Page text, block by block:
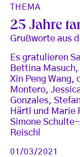
THEMA
25 Jahre
Grußworte aus
Es gratulieren
Bettina
Xin Peng Wang,
Montero,
Gonzales,
Härtl und Marie
Simone
Reischl
01/03/2021